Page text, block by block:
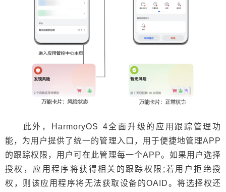
此外，HarmoryOS 4全面升级的应用跟踪管理功
能，为用户提供了统一的管理入口，用于便捷地管理APP
的跟踪权限，用户可在此管理每一个APP。如果用户选择
授权，应用程序将获得相关的跟踪权限;若用户拒绝授
权，则该应用程序将无法获取设备的OAID。将选择权还